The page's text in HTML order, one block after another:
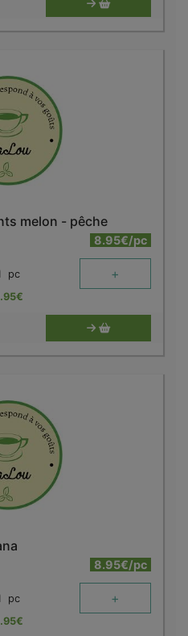
melon - pêche
8.95€/pc
pc +
€
8.95€/pc
pc +
€